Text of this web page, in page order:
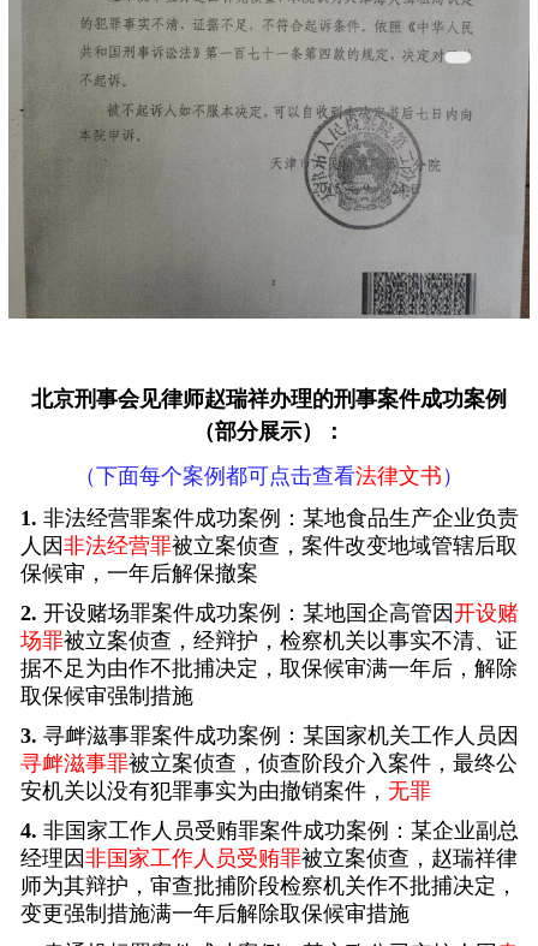
北京刑事会见律师赵瑞祥办理的刑事案件成功案例
（部分展示）：
（下面每个案例都可点击查看法律文书 ）
1. 非法经营罪案件成功案例：某地食品生产企业负责
人因非法经营罪被立案侦查，案件改变地域管辖后取
保候审，一年后解保撤案
2. 开设赌场罪案件成功案例：某地国企高管因开设赌
场罪被立案侦查，经辩护，检察机关以事实不清、证
据不足为由作不批捕决定，取保候审满一年后，解除
取保候审强制措施
3. 寻衅滋事罪案件成功案例：某国家机关工作人员因
寻衅滋事罪被立案侦查，侦查阶段介入案件，最终公
安机关以没有犯罪事实为由撤销案件， 无罪
4. 非国家工作人员受贿罪案件成功案例：某企业副总
经理因非国家工作人员受贿罪被立案侦查，赵瑞祥律
师为其辩护，审查批捕阶段检察机关作不批捕决定，
变更强制措施满一年后解除取保候审措施